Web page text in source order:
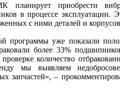
приобрести
в процессе эксплуатации.
с ними деталей и
программы уже показали
более 33%
количество
мы выявляем
запчастей», –